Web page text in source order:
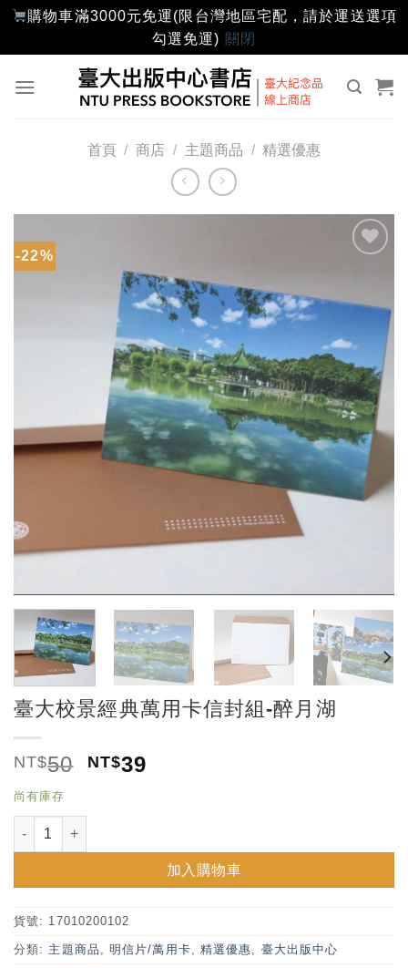
購物車滿3000元免運(限台灣地區宅配，請於運送選項
勾選免運) 關閉
首頁 / 商店 / 主題商品 / 精選優惠
-22%
望輕
臺大校景經典萬用卡信封組-醉月湖
NT$50 NT$39
尚有庫存
臺大校景經典萬用卡信封組-醉月湖 數量
加入購物車
貨號: 17010200102
分類: 主題商品 ,明信片/萬用卡 精選優惠 臺大出版中心